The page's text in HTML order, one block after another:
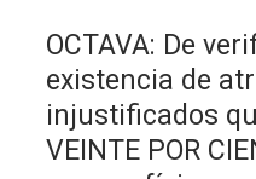
OCTAVA: De
existencia de
injustificados
VEINTE POR